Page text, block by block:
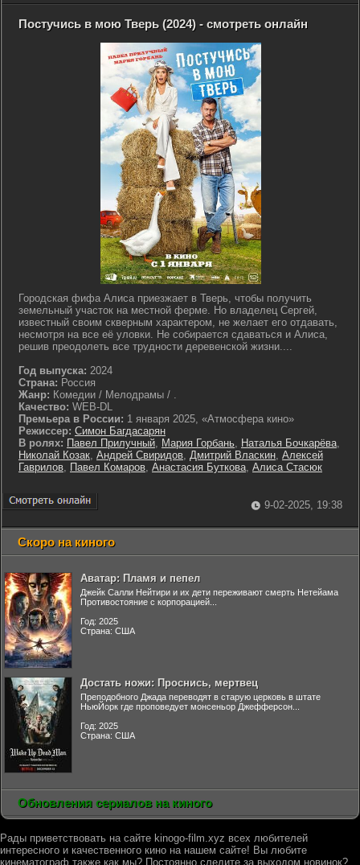
Постучись в мою Тверь (2024) - смотреть онлайн
Городская фифа Алиса приезжает в Тверь, чтобы получить
земельный участок на местной ферме. Но владелец Сергей,
известный своим скверным характером, не желает его отдавать,
несмотря на все её уловки. Не собирается сдаваться и Алиса,
решив преодолеть все трудности деревенской жизни....
Год выпуска: 2024
Страна: Россия
Жанр: Комедии / Мелодрамы / .
Качество: WEB-DL
Премьера в России: 1 января 2025, «Атмосфера кино»
Режиссер: Симон Багдасарян
В ролях: Павел Прилучный, Мария Горбань, Наталья Бочкарёва,
Николай Козак, Андрей Свиридов, Дмитрий Власкин, Алексей
Гаврилов, Павел Комаров, Анастасия Буткова, Алиса Стасюк
9-02-2025, 19:38
Скоро на киного
Аватар: Пламя и пепел
Джейк Салли Нейтири и их дети переживают смерть Нетейама
Противостояние с корпорацией...
Год: 2025
Страна: США
Достать ножи: Проснись, мертвец
Преподобного Джада переводят в старую церковь в штате
НьюЙорк где проповедует монсеньор Джефферсон...
Год: 2025
Страна: США
Обновления сериалов на киного
Рады приветствовать на сайте kinogo-film.xyz всех любителей
интересного и качественного кино на нашем сайте! Вы любите
кинематограф также как мы? Постоянно следите за выходом новинок?